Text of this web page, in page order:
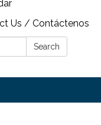
Us / Contáctenos
Search